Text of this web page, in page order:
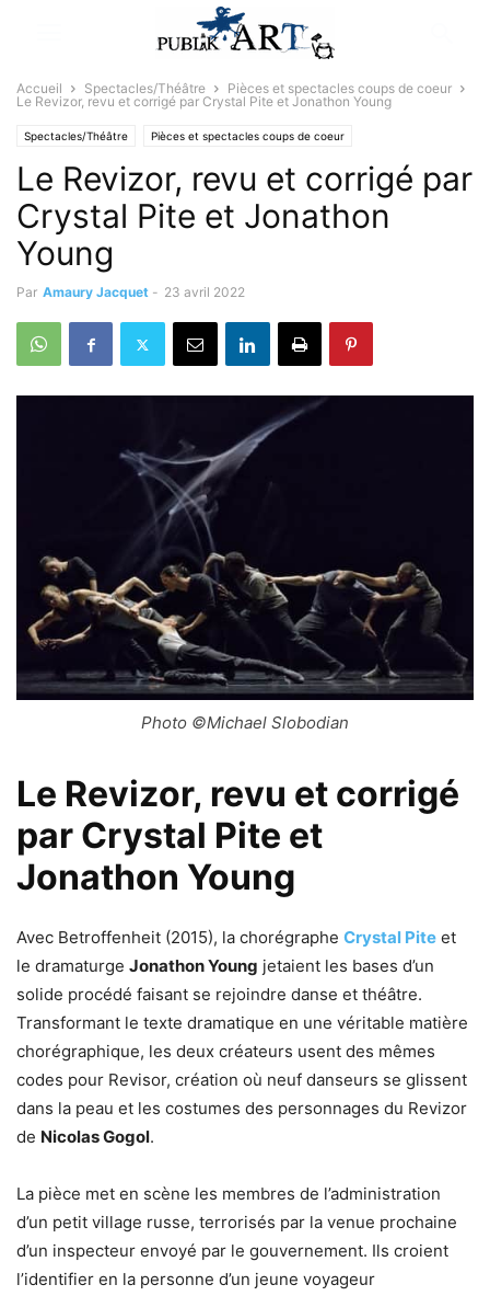
Accueil Spectacles/Théâtre
Pièces et spectacles coups de coeur
Le Revizor, revu et corrigé par Crystal Pite et Jonathon Young
Spectacles/Théâtre Pièces et spectacles coups de coeur
Le Revizor, revu et corrigé par
Crystal Pite et Jonathon
Young
Par Amaury Jacquet - 23 avril 2022
Photo ©Michael Slobodian
Le Revizor, revu et corrigé
par Crystal Pite et
Jonathon Young
Avec Betroffenheit (2015), la chorégraphe Crystal Pite et
le dramaturge Jonathon Young jetaient les bases d’un
solide procédé faisant se rejoindre danse et théâtre.
Transformant le texte dramatique en une véritable matière
chorégraphique, les deux créateurs usent des mêmes
codes pour Revisor, création où neuf danseurs se glissent
dans la peau et les costumes des personnages du Revizor
de Nicolas Gogol.
La pièce met en scène les membres de l’administration
d’un petit village russe, terrorisés par la venue prochaine
d’un inspecteur envoyé par le gouvernement. Ils croient
l’identifier en la personne d’un jeune voyageur